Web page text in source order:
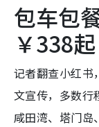
包车包
￥338起
记者翻查小红
文宣传，多数行
咸田湾、塔门岛